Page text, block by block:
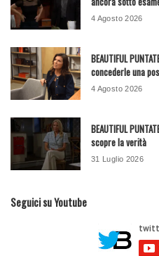
4 Agosto 2026
BEAUTIFUL
concederle una
4 Agosto 2026
BEAUTIFUL
scopre la verità
31 Luglio 2026
Seguici su Youtube